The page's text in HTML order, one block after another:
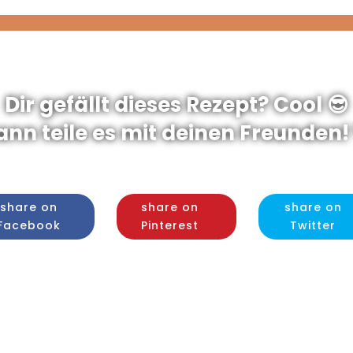
Dir gefällt dieses Rezept? Cool 😎
teile es mit deinen Freunden!
share on
share on
Pinterest
share on
Twitter